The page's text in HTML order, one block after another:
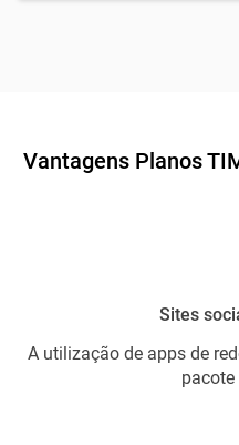
Vantagens Planos
Sites
A utilização de apps de
pacote